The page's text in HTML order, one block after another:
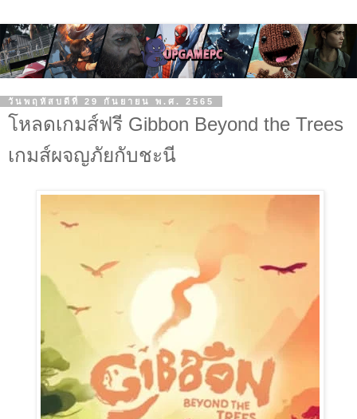
วันพฤหัสบดีที่ 29 กันยายน พ.ศ. 2565
โหลดเกมส์ฟรี Gibbon Beyond the Trees
เกมส์ผจญภัยกับชะนี